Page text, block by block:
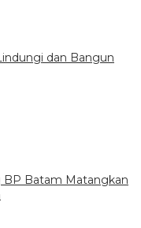
dan Bangun
BP Batam Matangkan